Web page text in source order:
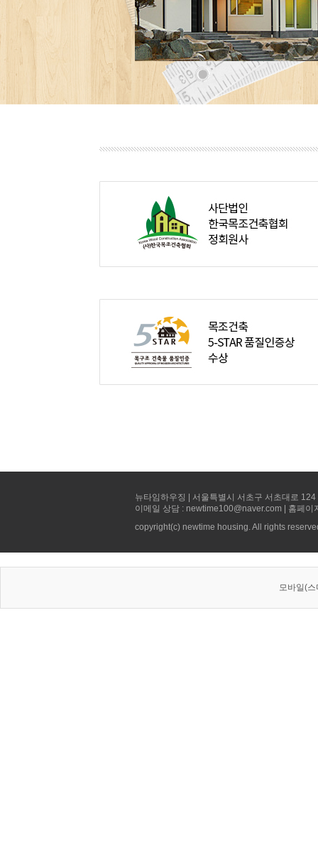
뉴타임하우징 | 서울특별시 서초구 서초대로
이메일 상담 : newtime100@naver.com | 홈페
copyright(c) newtime housing. All rights
모바일(